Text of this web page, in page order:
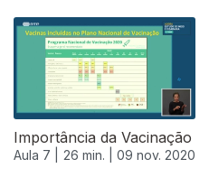
Importância da Vacinação
Aula 7 | 26 min. | 09 nov. 2020